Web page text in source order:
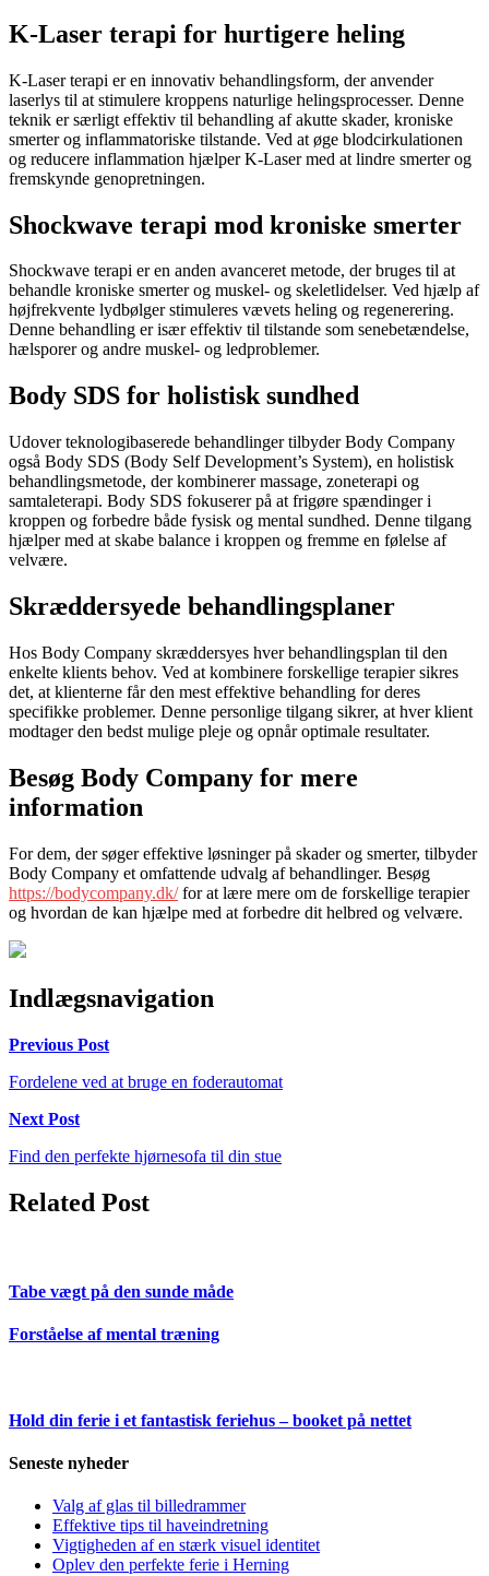
K-Laser terapi for hurtigere heling
K-Laser terapi er en innovativ behandlingsform, der anvender
laserlys til at stimulere kroppens naturlige helingsprocesser. Denne
teknik er særligt effektiv til behandling af akutte skader, kroniske
smerter og inflammatoriske tilstande. Ved at øge blodcirkulationen
og reducere inflammation hjælper K-Laser med at lindre smerter og
fremskynde genopretningen.
Shockwave terapi mod kroniske smerter
Shockwave terapi er en anden avanceret metode, der bruges til at
behandle kroniske smerter og muskel- og skeletlidelser. Ved hjælp af
højfrekvente lydbølger stimuleres vævets heling og regenerering.
Denne behandling er især effektiv til tilstande som senebetændelse,
hælsporer og andre muskel- og ledproblemer.
Body SDS for holistisk sundhed
Udover teknologibaserede behandlinger tilbyder Body Company
også Body SDS (Body Self Development’s System), en holistisk
behandlingsmetode, der kombinerer massage, zoneterapi og
samtaleterapi. Body SDS fokuserer på at frigøre spændinger i
kroppen og forbedre både fysisk og mental sundhed. Denne tilgang
hjælper med at skabe balance i kroppen og fremme en følelse af
velvære.
Skræddersyede behandlingsplaner
Hos Body Company skræddersyes hver behandlingsplan til den
enkelte klients behov. Ved at kombinere forskellige terapier sikres
det, at klienterne får den mest effektive behandling for deres
specifikke problemer. Denne personlige tilgang sikrer, at hver klient
modtager den bedst mulige pleje og opnår optimale resultater.
Besøg Body Company for mere
information
For dem, der søger effektive løsninger på skader og smerter, tilbyder
Body Company et omfattende udvalg af behandlinger. Besøg
https://bodycompany.dk/for at lære mere om de forskellige terapier
og hvordan de kan hjælpe med at forbedre dit helbred og velvære.
Indlægsnavigation
Previous Post
Fordelene ved at bruge en foderautomat
Next Post
Find den perfekte hjørnesofa til din stue
Related Post
Tabe vægt på den sunde måde
Forståelse af mental træning
Hold din ferie i et fantastisk feriehus – booket på nettet
Seneste nyheder
Valg af glas til billedrammer
Effektive tips til haveindretning
Vigtigheden af en stærk visuel identitet
Oplev den perfekte ferie i Herning